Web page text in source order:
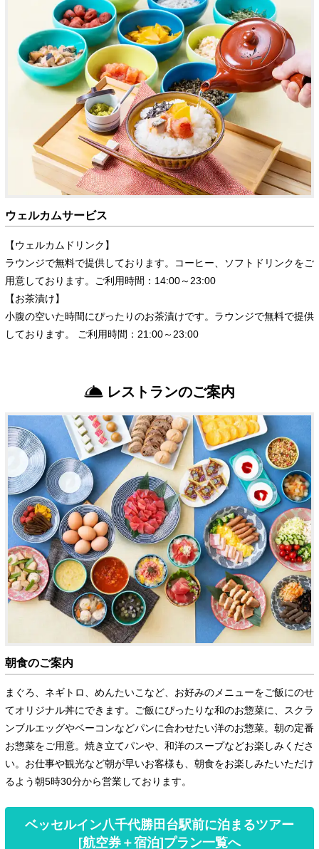
ウェルカムサービス
【ウェルカムドリンク】
ラウンジで無料で提供しております。コーヒー、ソフトドリンクをご
用意しております。ご利用時間：14:00～23:00
【お茶漬け】
小腹の空いた時間にぴったりのお茶漬けです。ラウンジで無料で提供
しております。 ご利用時間：21:00～23:00
レストランのご案内
朝食のご案内
まぐろ、ネギトロ、めんたいこなど、お好みのメニューをご飯にのせ
てオリジナル丼にできます。ご飯にぴったりな和のお惣菜に、スクラ
ンブルエッグやベーコンなどパンに合わせたい洋のお惣菜。朝の定番
お惣菜をご用意。焼き立てパンや、和洋のスープなどお楽しみくださ
い。お仕事や観光など朝が早いお客様も、朝食をお楽しみたいただけ
るよう朝5時30分から営業しております。
ベッセルイン八千代勝田台駅前に泊まるツアー
[航空券＋宿泊]プラン一覧へ